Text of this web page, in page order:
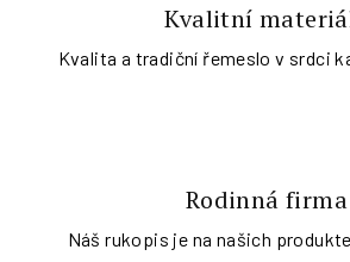
Kvalitní
Kvalita a tradiční řemeslo v srdci
Rodinná firma
Náš rukopis je na našich